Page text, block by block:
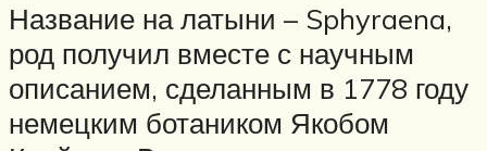
Название на латыни – Sphyraena,
род получил вместе с научным
описанием, сделанным в 1778 году
немецким ботаником Якобом